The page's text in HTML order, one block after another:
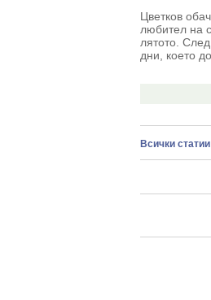
Цветков
любител на
лятото.
дни, което
Всички